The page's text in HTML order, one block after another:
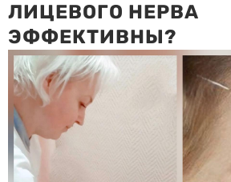
ЛИЦЕВОГО НЕРВА
ЭФФЕКТИВНЫ?